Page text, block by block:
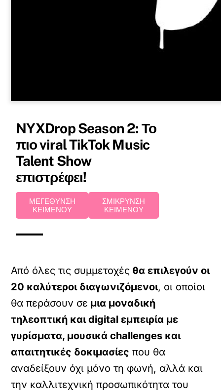
NYXDrop Season 2: Το
πιο viral TikTok Music
Talent Show
επιστρέφει!
ΜΕΓΕΘΥΝΣΗ
ΚΕΙΜΕΝΟΥ
ΣΜΙΚΡΥΝΣΗ
ΚΕΙΜΕΝΟΥ
Από όλες τις συμμετοχές θα επιλεγούν οι
20 καλύτεροι διαγωνιζόμενοι, οι οποίοι
θα περάσουν σε μια μοναδική
τηλεοπτική και digital εμπειρία με
γυρίσματα, μουσικά challenges και
απαιτητικές δοκιμασίες που θα
αναδείξουν όχι μόνο τη φωνή, αλλά και
την καλλιτεχνική προσωπικότητα του